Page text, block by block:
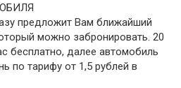
предложит Вам ближайший
можно забронировать. 20
бесплатно, далее автомобиль
по тарифу от 1,5 рублей в